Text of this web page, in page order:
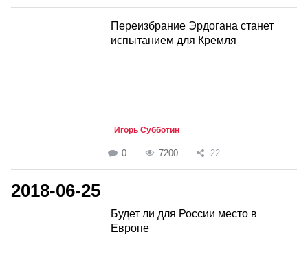
Переизбрание Эрдогана станет
испытанием для Кремля
Игорь Субботин
0 7200 22
2018-06-25
Будет ли для России место в
Европе